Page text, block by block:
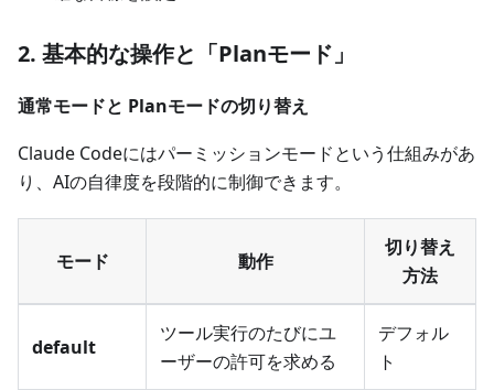
2. 基本的な操作と「Planモード」
通常モードと Planモードの切り替え
Claude Codeにはパーミッションモードという仕組みがあ
り、AIの自律度を段階的に制御できます。
モード 動作
切り替え
方法
default
ツール実行のたびにユ
ーザーの許可を求める
デフォル
ト